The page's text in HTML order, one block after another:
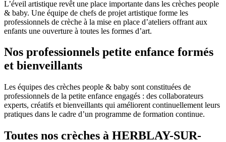
L’éveil artistique revêt une place importante dans les crèches people
& baby. Une équipe de chefs de projet artistique forme les
professionnels de crèche à la mise en place d’ateliers offrant aux
enfants une ouverture à toutes les formes d’art.
Nos professionnels petite enfance formés
et bienveillants
Les équipes des crèches people & baby sont constituées de
professionnels de la petite enfance engagés : des collaborateurs
experts, créatifs et bienveillants qui améliorent continuellement leurs
pratiques dans le cadre d’un programme de formation continue.
Toutes nos crèches à HERBLAY-SUR-